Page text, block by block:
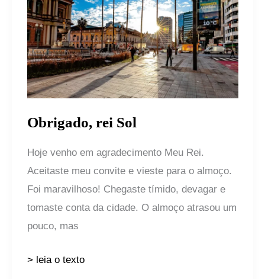
Obrigado, rei Sol
Hoje venho em agradecimento Meu Rei.
Aceitaste meu convite e vieste para o almoço.
Foi maravilhoso! Chegaste tímido, devagar e
tomaste conta da cidade. O almoço atrasou um
pouco, mas
rei
Sol
> leia o texto